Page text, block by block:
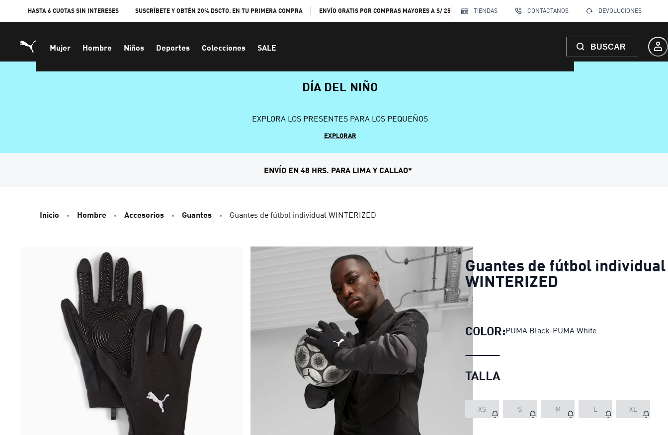
HASTA 6 CUOTAS SIN INTERESES SUSCRÍBETE Y OBTÉN 20% DSCTO. EN TU PRIMERA COMPRA ENVÍO GRATIS POR COMPRAS MAYORES A S/ 250 TIENDAS CONTÁCTANOS DEVOLUCIONES
Mujer Hombre Niños Deportes Colecciones SALE BUSCAR
DÍA DEL NIÑO
EXPLORA LOS PRESENTES PARA LOS PEQUEÑOS
EXPLORAR
ENVÍO EN 48 HRS. PARA LIMA Y CALLAO*
Inicio Hombre Accesorios Guantes Guantes de fútbol individual WINTERIZED
Guantes de fútbol individual
WINTERIZED
COLOR:PUMA Black-PUMA White
TALLA
XS S M L XL